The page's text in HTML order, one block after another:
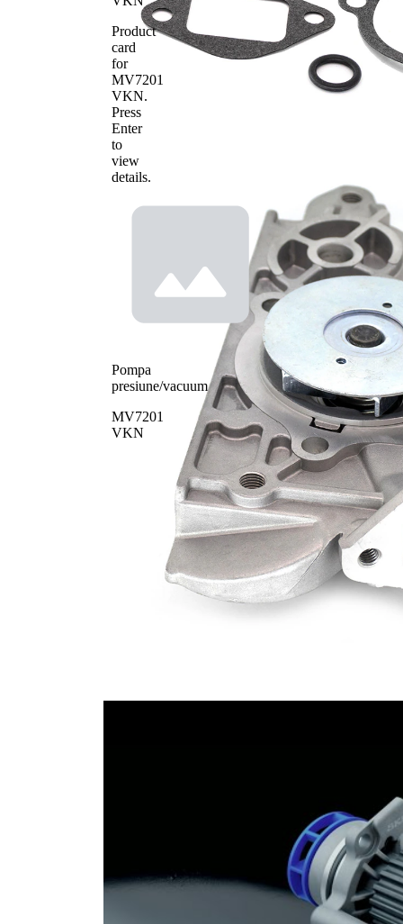
Product
card
for
MV7201
VKN.
Press
Enter
to
view
details.
Pompa
presiune/vacuum
MV7201
VKN